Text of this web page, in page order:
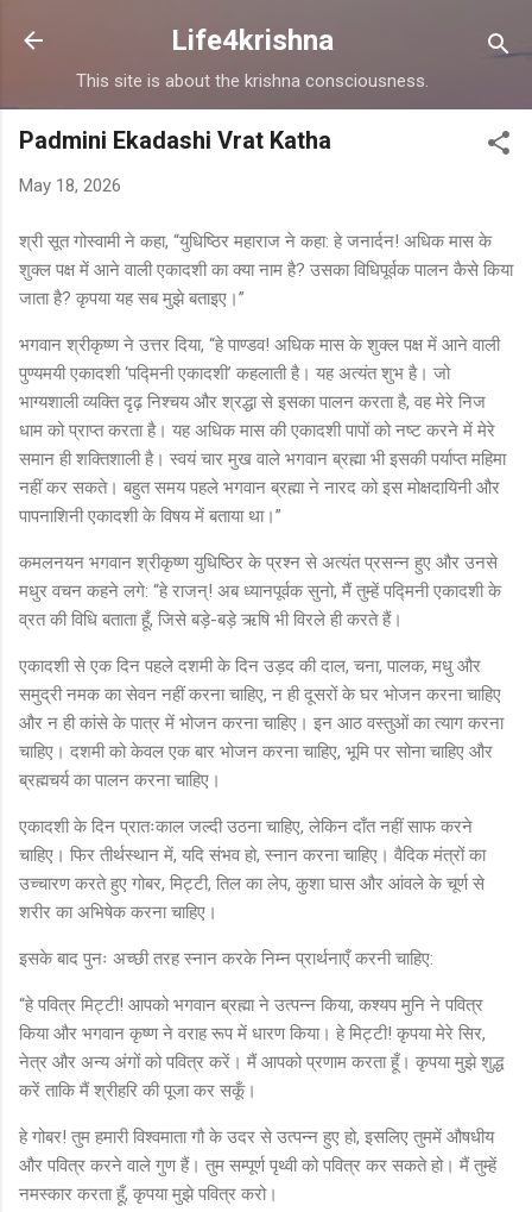
Skip to main content
Life4krishna
This site is about the krishna consciousness.
Padmini Ekadashi Vrat Katha
May 18, 2026
श्री सूत गोस्वामी ने कहा, “युधिष्ठिर महाराज ने कहा: हे जनार्दन! अधिक मास के
शुक्ल पक्ष में आने वाली एकादशी का क्या नाम है? उसका विधिपूर्वक पालन कैसे किया
जाता है? कृपया यह सब मुझे बताइए।”
भगवान श्रीकृष्ण ने उत्तर दिया, “हे पाण्डव! अधिक मास के शुक्ल पक्ष में आने वाली
पुण्यमयी एकादशी ‘पद्मिनी एकादशी’ कहलाती है। यह अत्यंत शुभ है। जो
भाग्यशाली व्यक्ति दृढ़ निश्चय और श्रद्धा से इसका पालन करता है, वह मेरे निज
धाम को प्राप्त करता है। यह अधिक मास की एकादशी पापों को नष्ट करने में मेरे
समान ही शक्तिशाली है। स्वयं चार मुख वाले भगवान ब्रह्मा भी इसकी पर्याप्त महिमा
नहीं कर सकते। बहुत समय पहले भगवान ब्रह्मा ने नारद को इस मोक्षदायिनी और
पापनाशिनी एकादशी के विषय में बताया था।”
कमलनयन भगवान श्रीकृष्ण युधिष्ठिर के प्रश्न से अत्यंत प्रसन्न हुए और उनसे
मधुर वचन कहने लगे: “हे राजन्! अब ध्यानपूर्वक सुनो, मैं तुम्हें पद्मिनी एकादशी के
व्रत की विधि बताता हूँ, जिसे बड़े-बड़े ऋषि भी विरले ही करते हैं।
एकादशी से एक दिन पहले दशमी के दिन उड़द की दाल, चना, पालक, मधु और
समुद्री नमक का सेवन नहीं करना चाहिए, न ही दूसरों के घर भोजन करना चाहिए
और न ही कांसे के पात्र में भोजन करना चाहिए। इन आठ वस्तुओं का त्याग करना
चाहिए। दशमी को केवल एक बार भोजन करना चाहिए, भूमि पर सोना चाहिए और
ब्रह्मचर्य का पालन करना चाहिए।
एकादशी के दिन प्रातःकाल जल्दी उठना चाहिए, लेकिन दाँत नहीं साफ करने
चाहिए। फिर तीर्थस्थान में, यदि संभव हो, स्नान करना चाहिए। वैदिक मंत्रों का
उच्चारण करते हुए गोबर, मिट्टी, तिल का लेप, कुशा घास और आंवले के चूर्ण से
शरीर का अभिषेक करना चाहिए।
इसके बाद पुनः अच्छी तरह स्नान करके निम्न प्रार्थनाएँ करनी चाहिए:
“हे पवित्र मिट्टी! आपको भगवान ब्रह्मा ने उत्पन्न किया, कश्यप मुनि ने पवित्र
किया और भगवान कृष्ण ने वराह रूप में धारण किया। हे मिट्टी! कृपया मेरे सिर,
नेत्र और अन्य अंगों को पवित्र करें। मैं आपको प्रणाम करता हूँ। कृपया मुझे शुद्ध
करें ताकि मैं श्रीहरि की पूजा कर सकूँ।
हे गोबर! तुम हमारी विश्वमाता गौ के उदर से उत्पन्न हुए हो, इसलिए तुममें औषधीय
और पवित्र करने वाले गुण हैं। तुम सम्पूर्ण पृथ्वी को पवित्र कर सकते हो। मैं तुम्हें
नमस्कार करता हूँ, कृपया मुझे पवित्र करो।